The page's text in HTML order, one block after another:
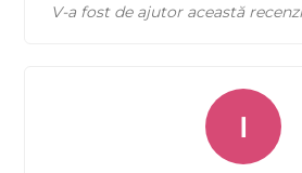
V-a fost de ajutor această
I